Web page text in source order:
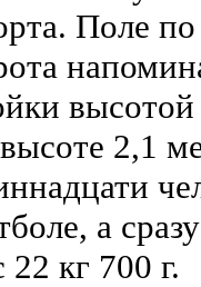
Поле
2,1
а
22 кг 700 г.